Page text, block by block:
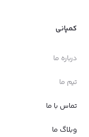
کمپانی
درباره ما
تیم ما
تماس با ما
وبلاگ ما